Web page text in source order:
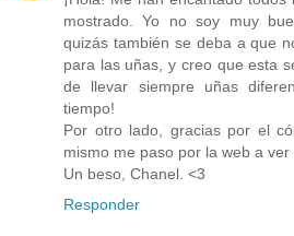
mostrado. Yo no soy muy
quizás también se deba a que
para las uñas, y creo que esta
de llevar siempre uñas
tiempo!
Por otro lado, gracias por el
mismo me paso por la web a
Un beso, Chanel. <3
Responder